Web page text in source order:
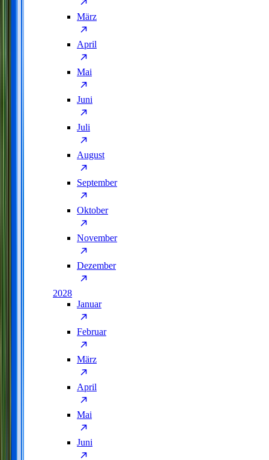
März
April
Mai
Juni
Juli
August
September
Oktober
November
Dezember
2028
Januar
Februar
März
April
Mai
Juni